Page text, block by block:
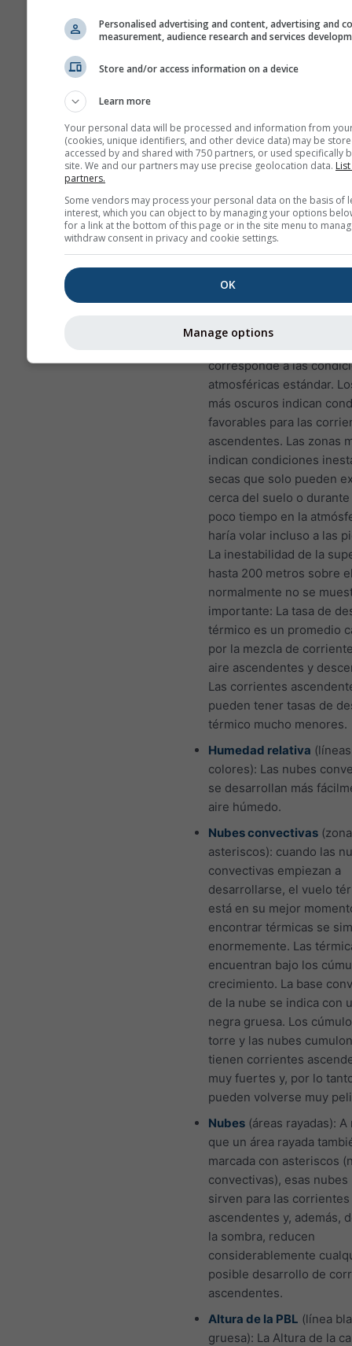
Bitterwasser (Namibia), uno
mejores lugares para volar
en la mayoría de los lugares,
buenos casi en todas partes.
Tasa de descenso
mide en kelvin por cada
diferencia de altura. El
exacto aparece impreso
etiquetas blancas sobre
de contorno. Las
(condiciones muy
en colores de amarillo a
corresponde a las
atmosféricas estándar.
más oscuros indican
favorables para las
ascendentes. Las zonas
indican condiciones
secas que solo pueden
cerca del suelo o
poco tiempo en la
haría volar incluso a las
La inestabilidad de la
hasta 200 metros sobre
normalmente no se
importante: La tasa de
térmico es un promedio
por la mezcla de
aire ascendentes y
Las corrientes
pueden tener tasas de
térmico mucho menores.
Humedad relativa
colores): Las nubes
se desarrollan más
aire húmedo.
Nubes convectivas
asteriscos): cuando las
convectivas empiezan a
desarrollarse, el vuelo
está en su mejor
encontrar térmicas se
enormemente. Las
encuentran bajo los
crecimiento. La base
de la nube se indica con
negra gruesa. Los
torre y las nubes
tienen corrientes
muy fuertes y, por lo
pueden volverse muy
Nubes (áreas rayadas): A
que un área rayada
marcada con asteriscos
convectivas), esas nubes
sirven para las corrientes
ascendentes y, además,
la sombra, reducen
considerablemente
posible desarrollo de
ascendentes.
Altura de la PBL (línea
gruesa): La Altura de la
Personalised advertising and content, advertising and
measurement, audience research and services
Store and/or access information on a device
Learn more
Your personal data will be processed and information from
(cookies, unique identifiers, and other device data) may be
accessed by and shared with 750 partners, or used specifically
site. We and our partners may use precise geolocation data.
partners.
Some vendors may process your personal data on the basis of
interest, which you can object to by managing your options
for a link at the bottom of this page or in the site menu to
withdraw consent in privacy and cookie settings.
OK
Manage options